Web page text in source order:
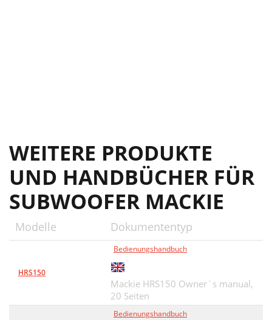
WEITERE PRODUKTE
UND HANDBÜCHER FÜR
SUBWOOFER MACKIE
Modelle Dokumententyp
HRS150
Bedienungshandbuch
Mackie HRS150 Owner`s manual,
20 Seiten
Bedienungshandbuch